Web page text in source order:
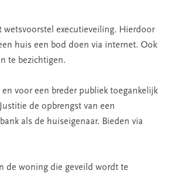
wetsvoorstel executieveiling. Hierdoor
huis een bod doen via internet. Ook
te bezichtigen.
voor een breder publiek toegankelijk
de opbrengst van een
als de huiseigenaar. Bieden via
de woning die geveild wordt te